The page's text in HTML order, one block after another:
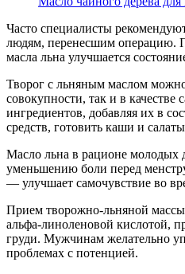
Часто специалисты
людям, перенесшим операцию.
масла льна улучшается
Творог с льняным маслом
совокупности, так и в качестве
ингредиентов, добавляя их в
средств, готовить каши и
Масло льна в рационе молодых
уменьшению боли перед
— улучшает самочувствие во
Прием творожно-льняной
альфа-линоленовой кислотой,
груди. Мужчинам желательно
проблемах с потенцией.